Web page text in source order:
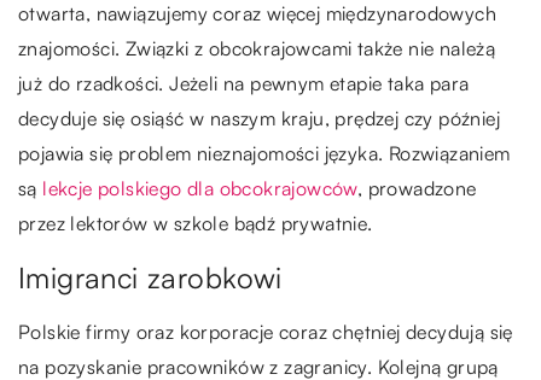
otwarta, nawiązujemy coraz więcej międzynarodowych
znajomości. Związki z obcokrajowcami także nie należą
już do rzadkości. Jeżeli na pewnym etapie taka para
decyduje się osiąść w naszym kraju, prędzej czy później
pojawia się problem nieznajomości języka. Rozwiązaniem
są lekcje polskiego dla obcokrajowców, prowadzone
przez lektorów w szkole bądź prywatnie.
Imigranci zarobkowi
Polskie firmy oraz korporacje coraz chętniej decydują się
na pozyskanie pracowników z zagranicy. Kolejną grupą